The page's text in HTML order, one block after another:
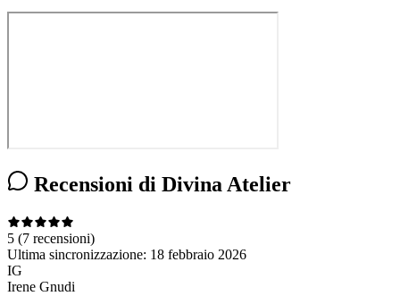
Recensioni di Divina Atelier
5 (7 recensioni)
Ultima sincronizzazione: 18 febbraio 2026
IG
Irene Gnudi